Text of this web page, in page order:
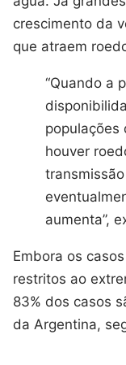
crescimento da
que atraem
“Quando a
populações
houver
aumenta”,
Embora os
restritos ao
83% dos casos
da Argentina,